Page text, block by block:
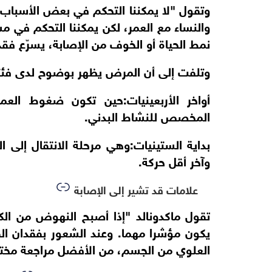
وتقول "لا يمكننا التحكم في بعض
والنساء مع العمر، لكن يمكننا التحكم
نمط الحياة أو الخوف من الإصابة، يسرّع
وتلفت إلى أن المرض يظهر بوضوح لدى
أواخر الأربعينيات:حين تكون ضغوط
المخصص للنشاط البدني.
بداية الستينيات:وهي مرحلة الانتقال
وآخر أقل حركة.
علامات قد تشير إلى الإصابة
تقول ماكدونالد "إذا أصبح النهوض من
يكون مؤشرا مهما. وعند الشعور بفقدان
العلوي من الجسم، من الأفضل مراجعة